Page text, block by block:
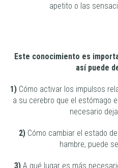
apetito o las
Este conocimiento es
así puede
1) Cómo activar los impulsos
a su cerebro que el estómago
necesario
2)Cómo cambiar el estado
hambre, puede
3) A qué lugar es más